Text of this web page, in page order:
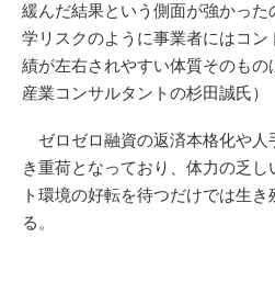
緩んだ結果という側面が強かっ
学リスクのように事業者にはコ
績が左右されやすい体質そのも
産業コンサルタントの杉田誠氏）
ゼロゼロ融資の返済本格化や人
き重荷となっており、体力の乏
ト環境の好転を待つだけでは生
る。